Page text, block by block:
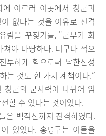
이르러 이곳에서 청군과
없다는 것을 이유로 진격
림을 꾸짖기를, "군부가 화
야 마땅하다. 더구나 적으
투하게 함으로써 남한산성
는 것도 한 가지 계책이다.”
청군의 군사력이 나뉘어 임
할 수 있다는 것이었다.
은 백적산까지 진격하였다.
있었다. 홍명구는 이들을